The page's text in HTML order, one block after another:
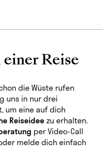
Reise
die Wüste rufen
uns in nur drei
um eine auf dich
Reiseidee zu erhalten.
per Video-Call
melde dich einfach